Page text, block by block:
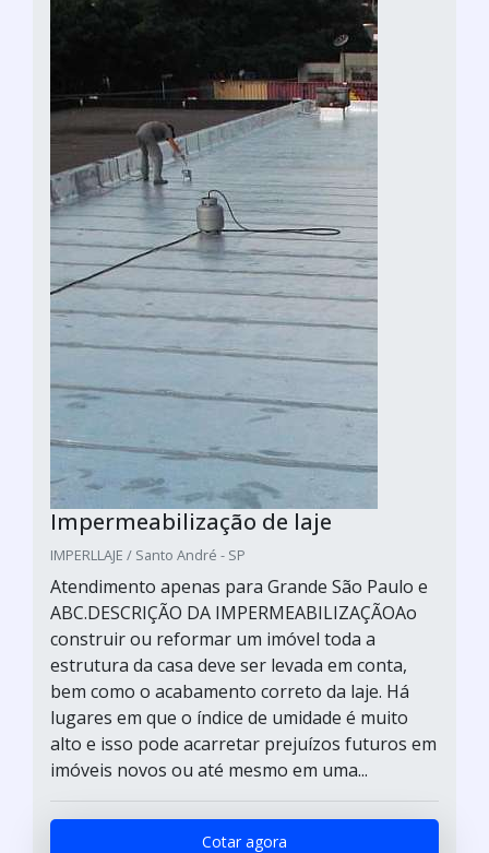
Impermeabilização de laje
IMPERLLAJE / Santo André - SP
Atendimento apenas para Grande São Paulo e
ABC.DESCRIÇÃO DA IMPERMEABILIZAÇÃOAo
construir ou reformar um imóvel toda a
estrutura da casa deve ser levada em conta,
bem como o acabamento correto da laje. Há
lugares em que o índice de umidade é muito
alto e isso pode acarretar prejuízos futuros em
imóveis novos ou até mesmo em uma...
Cotar agora